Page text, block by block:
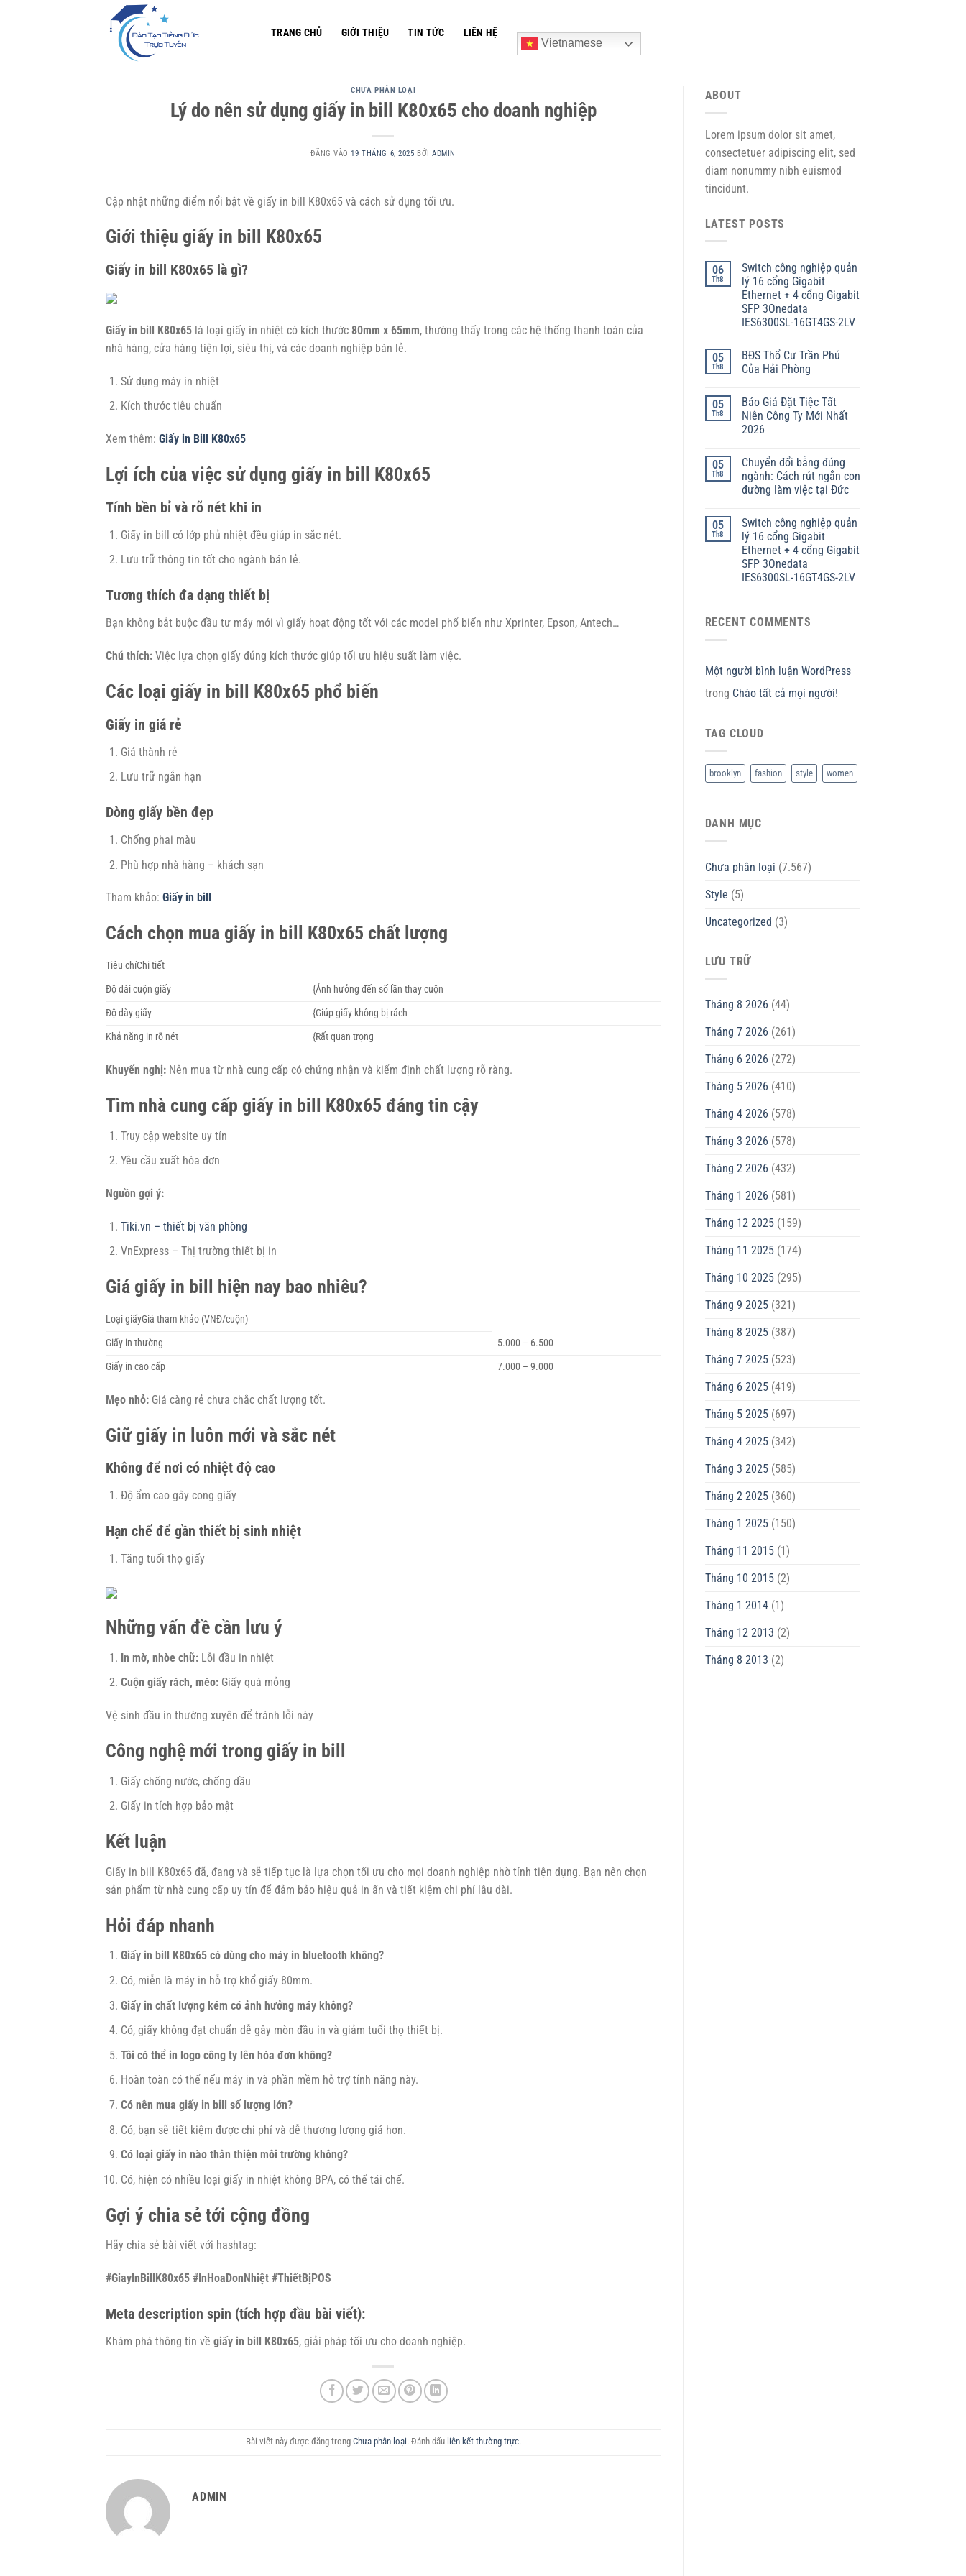
TRANG CHỦ GIỚI THIỆU TIN TỨC
LIÊN HỆ
Vietnamese
CHƯA PHÂN LOẠI
Lý do nên sử dụng giấy in bill K80x65 cho doanh nghiệp
ĐĂNG VÀO19 THÁNG 6, 2025 BỞIADMIN
Cập nhật những điểm nổi bật về giấy in bill K80x65 và cách sử dụng tối ưu.
Giới thiệu giấy in bill K80x65
Giấy in bill K80x65 là gì?
Giấy in bill K80x65 là loại giấy in nhiệt có kích thước 80mm x 65mm, thường thấy trong các hệ thống thanh toán của
nhà hàng, cửa hàng tiện lợi, siêu thị, và các doanh nghiệp bán lẻ.
Sử dụng máy in nhiệt
Kích thước tiêu chuẩn
Xem thêm: Giấy in Bill K80x65
Lợi ích của việc sử dụng giấy in bill K80x65
Tính bền bỉ và rõ nét khi in
Giấy in bill có lớp phủ nhiệt đều giúp in sắc nét.
Lưu trữ thông tin tốt cho ngành bán lẻ.
Tương thích đa dạng thiết bị
Bạn không bắt buộc đầu tư máy mới vì giấy hoạt động tốt với các model phổ biến như Xprinter, Epson, Antech…
Chú thích: Việc lựa chọn giấy đúng kích thước giúp tối ưu hiệu suất làm việc.
Các loại giấy in bill K80x65 phổ biến
Giấy in giá rẻ
Giá thành rẻ
Lưu trữ ngắn hạn
Dòng giấy bền đẹp
Chống phai màu
Phù hợp nhà hàng – khách sạn
Tham khảo: Giấy in bill
Cách chọn mua giấy in bill K80x65 chất lượng
Tiêu chíChi tiết
Độ dài cuộn giấy
{Ảnh hưởng đến số lần thay cuộn
Độ dày giấy
{Giúp giấy không bị rách
Khả năng in rõ nét
{Rất quan trọng
Khuyến nghị: Nên mua từ nhà cung cấp có chứng nhận và kiểm định chất lượng rõ ràng.
Tìm nhà cung cấp giấy in bill K80x65 đáng tin cậy
Truy cập website uy tín
Yêu cầu xuất hóa đơn
Nguồn gợi ý:
Tiki.vn – thiết bị văn phòng
VnExpress – Thị trường thiết bị in
Giá giấy in bill hiện nay bao nhiêu?
Loại giấyGiá tham khảo (VNĐ/cuộn)
Giấy in thường
5.000 – 6.500
Giấy in cao cấp
7.000 – 9.000
Mẹo nhỏ: Giá càng rẻ chưa chắc chất lượng tốt.
Giữ giấy in luôn mới và sắc nét
Không để nơi có nhiệt độ cao
Độ ẩm cao gây cong giấy
Hạn chế để gần thiết bị sinh nhiệt
Tăng tuổi thọ giấy
Những vấn đề cần lưu ý
In mờ, nhòe chữ:Lỗi đầu in nhiệt
Cuộn giấy rách, méo:Giấy quá mỏng
Vệ sinh đầu in thường xuyên để tránh lỗi này
Công nghệ mới trong giấy in bill
Giấy chống nước, chống dầu
Giấy in tích hợp bảo mật
Kết luận
Giấy in bill K80x65 đã, đang và sẽ tiếp tục là lựa chọn tối ưu cho mọi doanh nghiệp nhờ tính tiện dụng. Bạn nên chọn
sản phẩm từ nhà cung cấp uy tín để đảm bảo hiệu quả in ấn và tiết kiệm chi phí lâu dài.
Hỏi đáp nhanh
Giấy in bill K80x65 có dùng cho máy in bluetooth không?
Có, miễn là máy in hỗ trợ khổ giấy 80mm.
Giấy in chất lượng kém có ảnh hưởng máy không?
Có, giấy không đạt chuẩn dễ gây mòn đầu in và giảm tuổi thọ thiết bị.
Tôi có thể in logo công ty lên hóa đơn không?
Hoàn toàn có thể nếu máy in và phần mềm hỗ trợ tính năng này.
Có nên mua giấy in bill số lượng lớn?
Có, bạn sẽ tiết kiệm được chi phí và dễ thương lượng giá hơn.
Có loại giấy in nào thân thiện môi trường không?
Có, hiện có nhiều loại giấy in nhiệt không BPA, có thể tái chế.
Gợi ý chia sẻ tới cộng đồng
Hãy chia sẻ bài viết với hashtag:
#GiayInBillK80x65 #InHoaDonNhiệt #ThiếtBịPOS
Meta description spin (tích hợp đầu bài viết):
Khám phá thông tin về giấy in bill K80x65, giải pháp tối ưu cho doanh nghiệp.
Bài viết này được đăng trong Chưa phân loại. Đánh dấu liên kết thường trực.
ADMIN
ABOUT
Lorem ipsum dolor sit amet,
consectetuer adipiscing elit, sed
diam nonummy nibh euismod
tincidunt.
LATEST POSTS
06
Th8
Switch công nghiệp quản
lý 16 cổng Gigabit
Ethernet + 4 cổng Gigabit
SFP 3Onedata
IES6300SL-16GT4GS-2LV
05
Th8
BĐS Thổ Cư Trần Phú
Của Hải Phòng
05
Th8
Báo Giá Đặt Tiệc Tất
Niên Công Ty Mới Nhất
2026
05
Th8
Chuyển đổi bằng đúng
ngành: Cách rút ngắn con
đường làm việc tại Đức
05
Th8
Switch công nghiệp quản
lý 16 cổng Gigabit
Ethernet + 4 cổng Gigabit
SFP 3Onedata
IES6300SL-16GT4GS-2LV
RECENT COMMENTS
Một người bình luận WordPress
trong Chào tất cả mọi người!
TAG CLOUD
brooklyn fashion style women
DANH MỤC
Chưa phân loại (7.567)
Style (5)
Uncategorized (3)
LƯU TRỮ
Tháng 8 2026 (44)
Tháng 7 2026 (261)
Tháng 6 2026 (272)
Tháng 5 2026 (410)
Tháng 4 2026 (578)
Tháng 3 2026 (578)
Tháng 2 2026 (432)
Tháng 1 2026 (581)
Tháng 12 2025(159)
Tháng 11 2025(174)
Tháng 10 2025(295)
Tháng 9 2025(321)
Tháng 8 2025(387)
Tháng 7 2025(523)
Tháng 6 2025(419)
Tháng 5 2025(697)
Tháng 4 2025(342)
Tháng 3 2025(585)
Tháng 2 2025(360)
Tháng 1 2025(150)
Tháng 11 2015(1)
Tháng 10 2015(2)
Tháng 1 2014(1)
Tháng 12 2013 (2)
Tháng 8 2013 (2)